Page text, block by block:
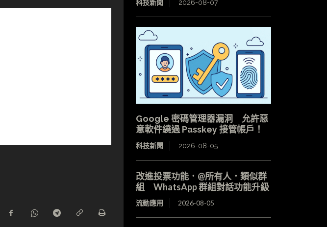
科技新聞 2026-08-07
Google 密碼管理器漏洞 允許惡
意軟件繞過 Passkey 接管帳戶！
科技新聞 2026-08-05
改進投票功能．@所有人．類似群
組 WhatsApp 群組對話功能升級
流動應用 2026-08-05